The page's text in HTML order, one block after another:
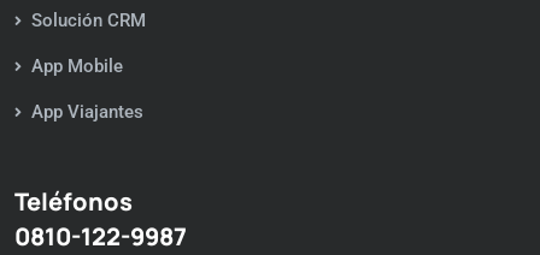
Solución CRM
App Mobile
App Viajantes
Teléfonos
0810-122-9987